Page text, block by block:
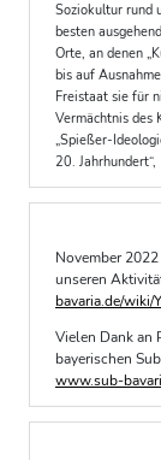
Soziokultur rund
besten
Orte, an denen
bis auf
Freistaat sie für
Vermächtnis des
„Spießer-
20.
November
unseren
bavaria.de/wiki/
Vielen Dank an
bayerischen
www.sub-